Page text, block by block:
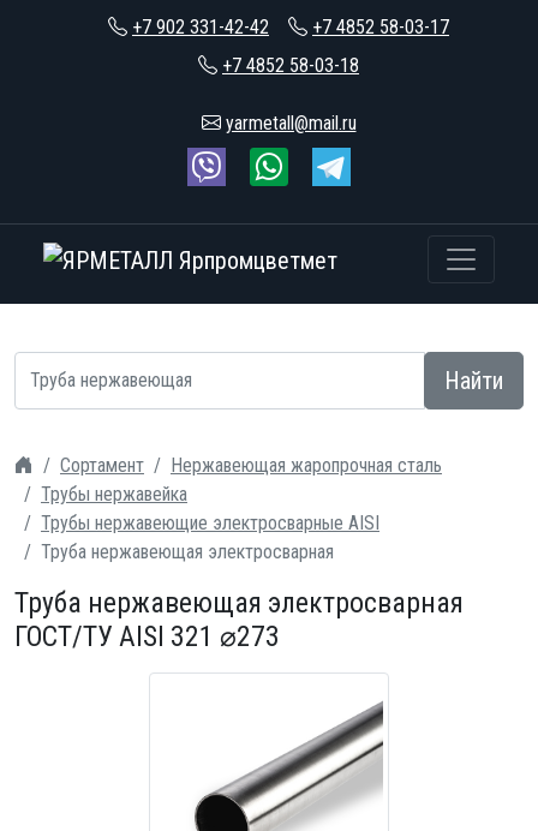
+7 902 331-42-42
+7 4852 58-03-17
+7 4852 58-03-18
yarmetall@mail.ru
Найти
Сортамент
Нержавеющая жаропрочная сталь
Трубы нержавейка
Трубы нержавеющие электросварные AISI
Труба нержавеющая электросварная
Труба нержавеющая электросварная
ГОСТ/ТУ AISI 321 ⌀273